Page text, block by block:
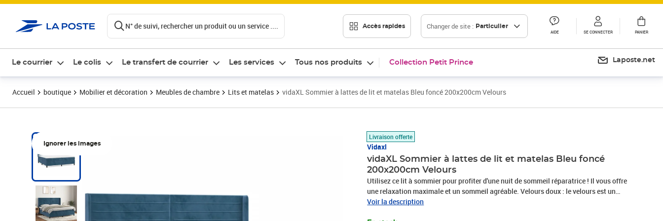
N° de suivi, rechercher un produit ou un service .... Accès rapides Changer de site : Particulier
AIDE SE CONNECTER PANIER
Le courrier Le colis Le transfert de courrier Les services Tous nos produits Collection Petit Prince Laposte.net
Accueil boutique Mobilier et décoration Meubles de chambre Lits et matelas vidaXL Sommier à lattes de lit et matelas Bleu foncé 200x200cm Velours
Ignorer les images
Livraison offerte
Vidaxl
vidaXL Sommier à lattes de lit et matelas Bleu foncé
200x200cm Velours
Utilisez ce lit à sommier pour profiter d'une nuit de sommeil réparatrice ! Il vous offre
une relaxation maximale et un sommeil agréable. Velours doux : le velours est un
tissu doux et luxueux qui se reconnaît à son tas dense de fibres uniformément
Voir la description
Prix 685,08€